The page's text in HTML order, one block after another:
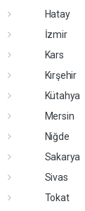
Hatay
İzmir
Kars
Kırşehir
Kütahya
Mersin
Niğde
Sakarya
Sivas
Tokat